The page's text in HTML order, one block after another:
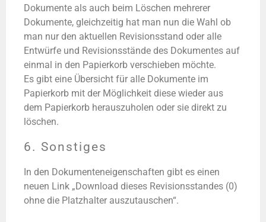
Dokumente als auch beim Löschen mehrerer
Dokumente, gleichzeitig hat man nun die Wahl ob
man nur den aktuellen Revisionsstand oder alle
Entwürfe und Revisionsstände des Dokumentes auf
einmal in den Papierkorb verschieben möchte.
Es gibt eine Übersicht für alle Dokumente im
Papierkorb mit der Möglichkeit diese wieder aus
dem Papierkorb herauszuholen oder sie direkt zu
löschen.
6. Sonstiges
In den Dokumenteneigenschaften gibt es einen
neuen Link „Download dieses Revisionsstandes (0)
ohne die Platzhalter auszutauschen“.